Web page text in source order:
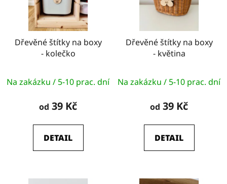
k
Dřevěné štítky na boxy
- kolečko
Na zakázku / 5-10 prac. dní
od 39 Kč
DETAIL
Dřevěné štítky na boxy
- květina
Na zakázku / 5-10 prac. dní
od 39 Kč
DETAIL